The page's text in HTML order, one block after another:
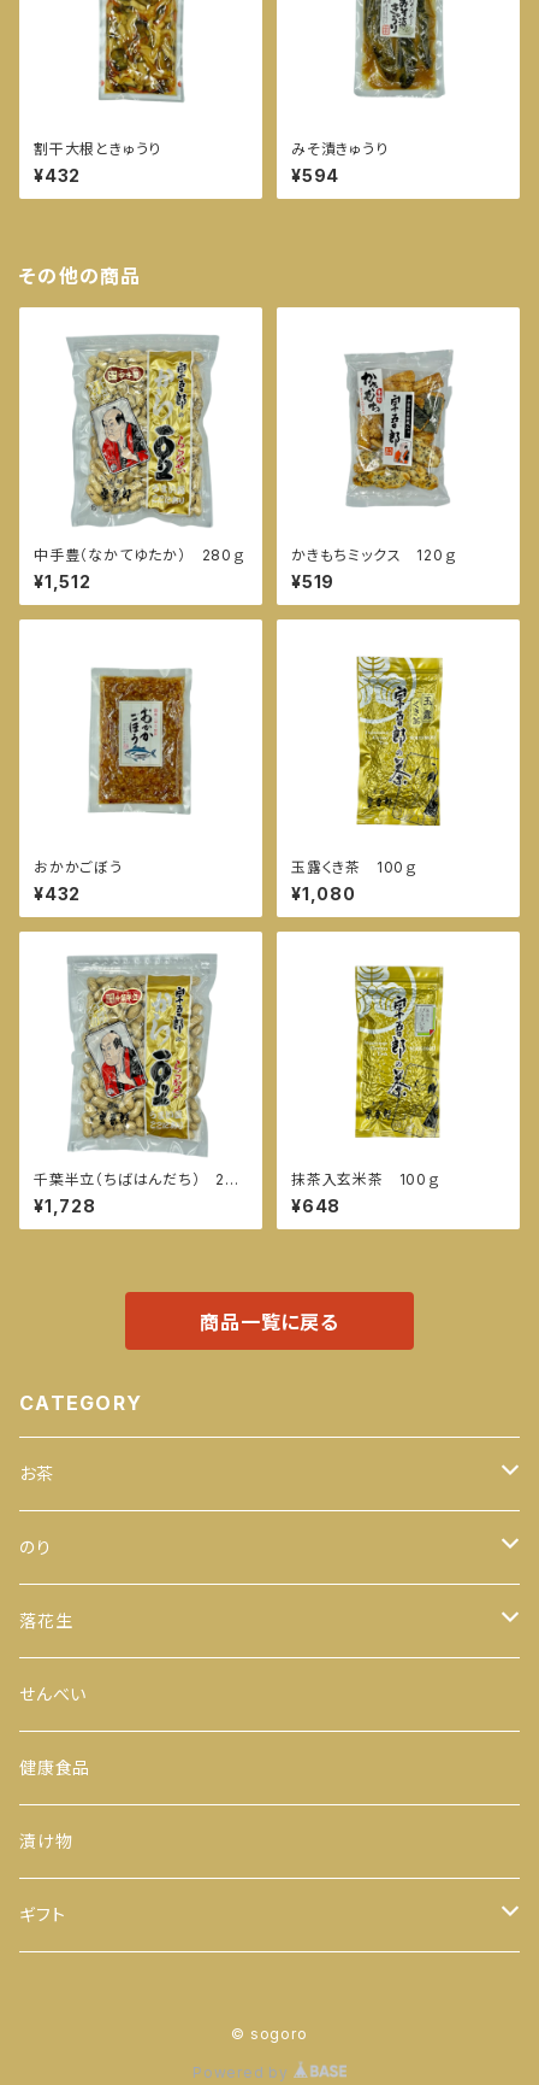
割干大根ときゅうり
¥432
みそ漬きゅうり
¥594
その他の商品
中手豊（なかてゆたか） 280ｇ
¥1,512
かきもちミックス 120ｇ
¥519
おかかごぼう
¥432
玉露くき茶 100ｇ
¥1,080
千葉半立（ちばはんだち） 280
ｇ
¥1,728
抹茶入玄米茶 100ｇ
¥648
商品一覧に戻る
CATEGORY
お茶
緑茶
100ｇ
200ｇ
玄米茶
茎茶
玉露
番茶
ほうじ茶
のり
全型
手巻のり
おにぎりのり
カットのり
八千代 八福神のり
落花生
からつき
平袋（中袋サイズ）
一期一会（小袋サイズ）
せんべい
健康食品
漬け物
ギフト
© sogoro
Powered by